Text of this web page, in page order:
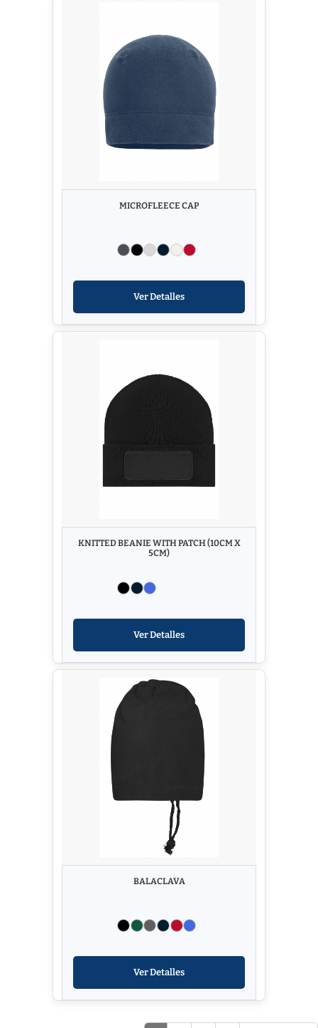
MICROFLEECE CAP
Ver Detalles
KNITTED BEANIE WITH PATCH (10CM X
5CM)
Ver Detalles
BALACLAVA
Ver Detalles